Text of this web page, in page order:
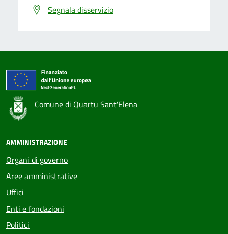
Segnala disservizio
Comune di Quartu Sant'Elena
AMMINISTRAZIONE
Organi di governo
Aree amministrative
Uffici
Enti e fondazioni
Politici